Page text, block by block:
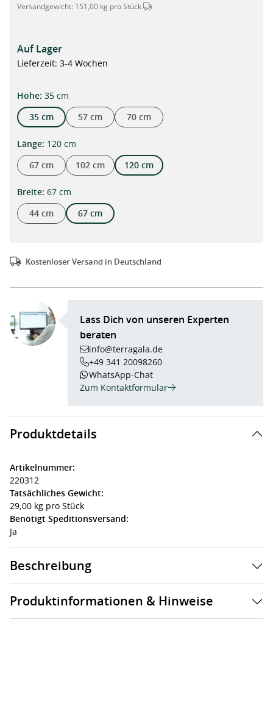
Versandgewicht: 151,00 kg pro Stück Dieser Artikel wird per Spedition
Auf Lager
Lieferzeit: 3-4 Wochen
Höheauswählen
: 35 cm
35 cm
57 cm 70 cm
Längeauswählen
: 120 cm
67 cm
102 cm 120 cm
Breiteauswählen
: 67 cm
44 cm
67 cm
Kostenloser Versand in Deutschland
Lass Dich von unseren Experten
beraten
info@terragala.de
+49 341 20098260
WhatsApp-Chat
Zum Kontaktformular
Produktdetails
Artikelnummer:
220312
Tatsächliches Gewicht:
29,00 kg pro Stück
Benötigt Speditionsversand:
Ja
Beschreibung
Produktinformationen & Hinweise